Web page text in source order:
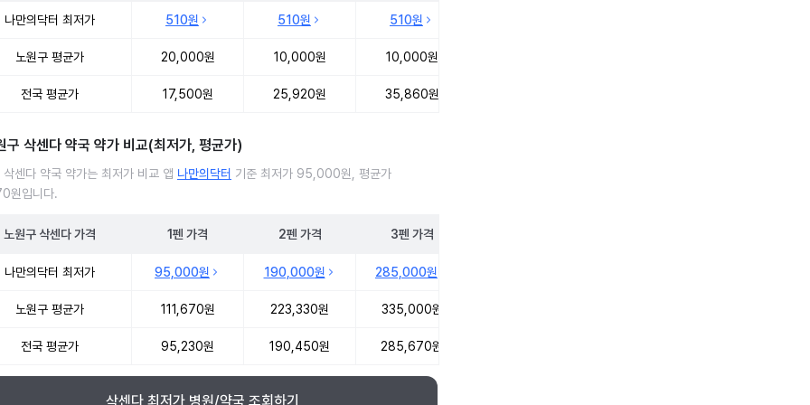
나만의닥터 최저가 510원 510원 510원
노원구 평균가 20,000원 10,000원 10,000원
전국 평균가 17,500원 25,920원 35,860원
구 삭센다 약국 약가 비교(최저가, 평균가)
삭센다 약국 약가는 최저가 비교 앱 나만의닥터 기준 최저가 95,000원, 평균가
원입니다.
노원구 삭센다가격 1펜 가격 2펜 가격 3펜 가격
나만의닥터 최저가 95,000원 190,000원 285,000원
노원구 평균가 111,670원 223,330원 335,000원
전국 평균가 95,230원 190,450원 285,670원
삭센다 최저가 병원/약국 조회하기